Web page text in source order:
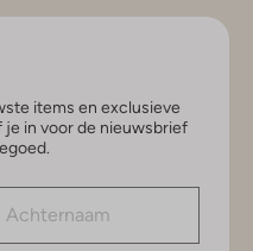
items en exclusieve
je in voor de nieuwsbrief